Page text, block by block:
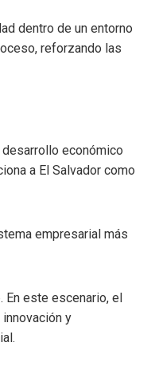
dentro de un entorno
reforzando las
económico
a El Salvador como
empresarial más
En este escenario, el
y